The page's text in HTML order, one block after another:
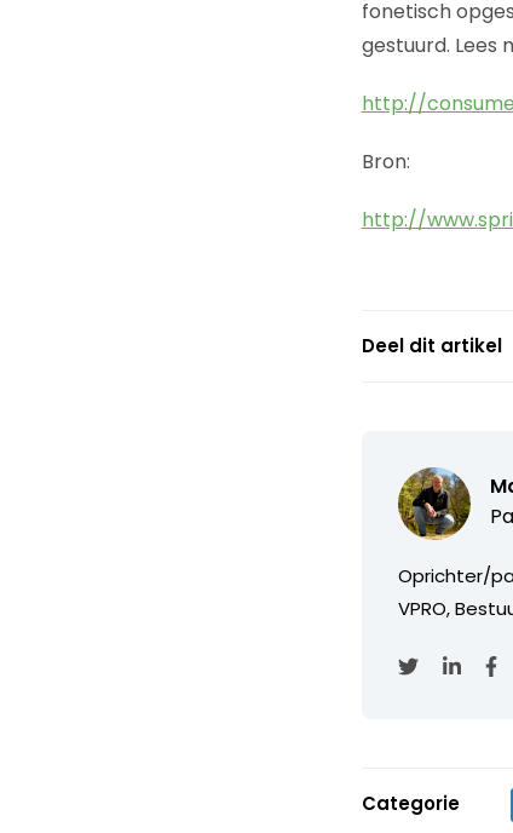
fonetisch
gestuurd. Lees
http://
Bron:
http://
Deel dit artikel
Oprichter/
VPRO,
Categorie